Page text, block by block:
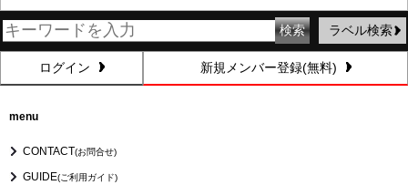
ラベル検索
ログイン 新規メンバー登録(無料)
menu
CONTACT(お問合せ)
GUIDE(ご利用ガイド)